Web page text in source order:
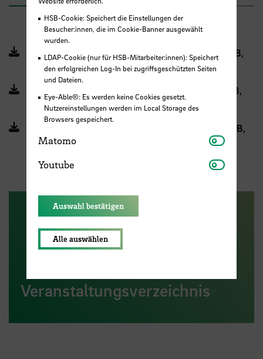
Modulhandbuch IFI dual (BPO 2013) (PDF, 599 KB,
Datei ist nicht barrierefrei)
Modulhandbuch IFI dual (BPO 2021) (PDF, 972 KB,
Datei ist nicht barrierefrei)
Modulhandbuch IFI-dual (BPO 2024) (PDF, 773 KB,
Datei ist nicht barrierefrei)
Veranstaltungsverzeichnis
HSB-Cookie: Speichert die Einstellungen der
Besucher:innen, die im Cookie-Banner ausgewählt
wurden.
LDAP-Cookie (nur für HSB-Mitarbeiter:innen): Speichert
den erfolgreichen Log-In bei zugriffsgeschützten Seiten
und Dateien.
Eye-Able®: Es werden keine Cookies gesetzt.
Nutzereinstellungen werden im Local Storage des
Browsers gespeichert.
Matomo Matomo
Youtube Youtube
Auswahl bestätigen
Alle auswählen